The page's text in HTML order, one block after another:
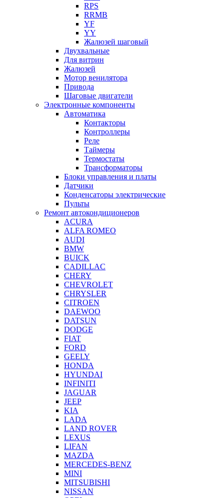
RPS
RRMB
YF
YY
Жалюзей шаговый
Двухвальные
Для витрин
Жалюзей
Мотор венилятора
Привода
Шаговые двигатели
Электронные компоненты
Автоматика
Контакторы
Контроллеры
Реле
Таймеры
Термостаты
Трансформаторы
Блоки управления и платы
Датчики
Конденсаторы электрические
Пульты
Ремонт автокондиционеров
ACURA
ALFA ROMEO
AUDI
BMW
BUICK
CADILLAC
CHERY
CHEVROLET
CHRYSLER
CITROEN
DAEWOO
DATSUN
DODGE
FIAT
FORD
GEELY
HONDA
HYUNDAI
INFINITI
JAGUAR
JEEP
KIA
LADA
LAND ROVER
LEXUS
LIFAN
MAZDA
MERCEDES-BENZ
MINI
MITSUBISHI
NISSAN